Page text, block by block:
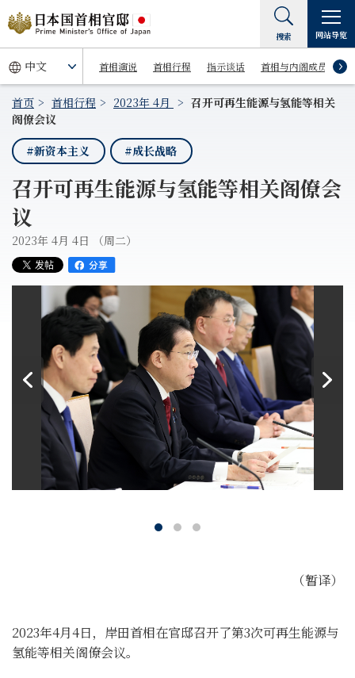
首相演说 首相行程 指示谈话 首相与内阁成员
搜索 网站导览
首页 首相行程 2023年 4月
召开可再生能源与氢能等相关
阁僚会议
#新资本主义
#成长战略
召开可再生能源与氢能等相关阁僚会
议
2023年 4月 4日 （周二）
（暂译）
2023年4月4日，岸田首相在官邸召开了第3次可再生能源与
氢能等相关阁僚会议。